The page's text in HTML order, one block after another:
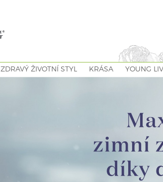
ZDRAVÝ ŽIVOTNÍ STYL KRÁSA YOUNG